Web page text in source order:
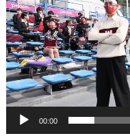
プ
レ
ー
ヤ
ー
00:00